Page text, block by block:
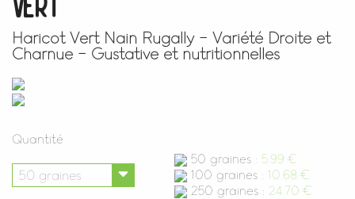
Haricot Vert Nain Rugally - Variété Droite et
Charnue - Gustative et nutritionnelles
Quantité
50 graines :5.99 €
100 graines :10.68 €
250 graines : 24.70 €